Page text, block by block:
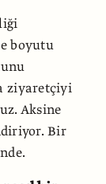
boyutu
ziyaretçiyi
Aksine
Bir